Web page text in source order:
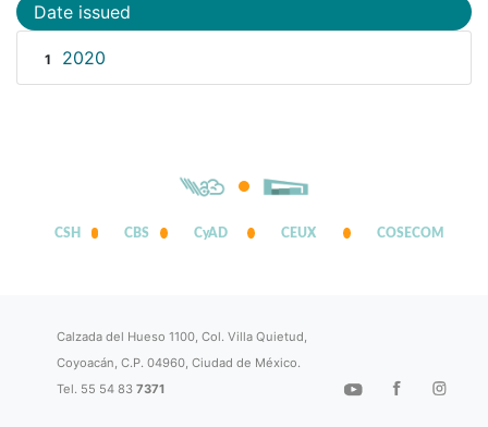
Date issued
1 2020
CSH CBS CyAD CEUX COSECOM
Calzada del Hueso 1100, Col. Villa Quietud,
Coyoacán, C.P. 04960, Ciudad de México.
Tel. 55 54 837371